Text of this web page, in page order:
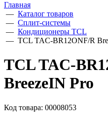
Главная
— Каталог товаров
— Сплит-системы
— Кондиционеры TCL
— TCL TAC-BR12ONF/R
TCL TAC-
BreezeIN Pro
Код товара: 00008053